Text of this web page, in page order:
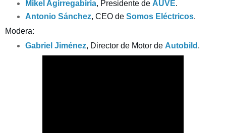
Mikel Agirregabiria, Presidente de AUVE.
Antonio Sánchez, CEO de Somos Eléctricos.
Modera:
Gabriel Jiménez, Director de Motor de Autobild .